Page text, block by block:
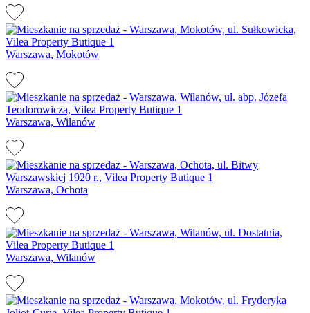
Warszawa, Mokotów
Warszawa, Wilanów
Warszawa, Ochota
Warszawa, Wilanów